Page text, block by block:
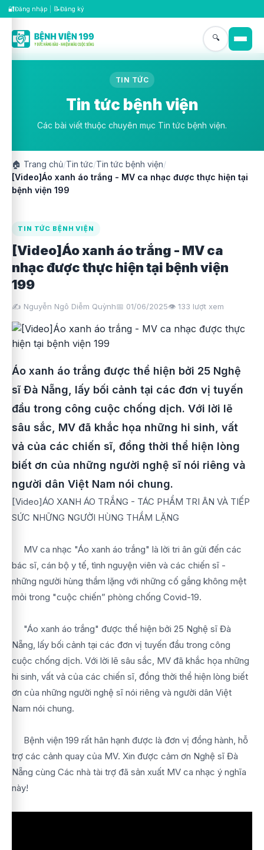
🔐Đăng nhập 📝Đăng ký
🔍
TIN TỨC
Tin tức bệnh viện
Các bài viết thuộc chuyên mục Tin tức bệnh viện.
🏠 Trang chủ/Tin tức/Tin tức bệnh viện/
[Video]Áo xanh áo trắng - MV ca nhạc được thực hiện tại
bệnh viện 199
TIN TỨC BỆNH VIỆN
[Video]Áo xanh áo trắng - MV ca
nhạc được thực hiện tại bệnh viện
199
✍️ Nguyễn Ngô Diễm Quỳnh📅 01/06/2025👁️ 133 lượt xem
Áo xanh áo trắng được thể hiện bởi 25 Nghệ
sĩ Đà Nẵng, lấy bối cảnh tại các đơn vị tuyến
đầu trong công cuộc chống dịch. Với lời lẽ
sâu sắc, MV đã khắc họa những hi sinh, vất
vả của các chiến sĩ, đồng thời thể hiện lòng
biết ơn của những người nghệ sĩ nói riêng và
người dân Việt Nam nói chung.
[Video]ÁO XANH ÁO TRẮNG - TÁC PHẨM TRI ÂN VÀ TIẾP
SỨC NHỮNG NGƯỜI HÙNG THẦM LẶNG
MV ca nhạc "Áo xanh áo trắng" là lời tri ân gửi đến các
bác sĩ, cán bộ y tế, tình nguyện viên và các chiến sĩ -
những người hùng thầm lặng với những cố gắng không mệt
mỏi trong "cuộc chiến” phòng chống Covid-19.
"Áo xanh áo trắng" được thể hiện bởi 25 Nghệ sĩ Đà
Nẵng, lấy bối cảnh tại các đơn vị tuyến đầu trong công
cuộc chống dịch. Với lời lẽ sâu sắc, MV đã khắc họa những
hi sinh, vất vả của các chiến sĩ, đồng thời thể hiện lòng biết
ơn của những người nghệ sĩ nói riêng và người dân Việt
Nam nói chung.
Bệnh viện 199 rất hân hạnh được là đơn vị đồng hành, hỗ
trợ các cảnh quay của MV. Xin được cảm ơn Nghệ sĩ Đà
Nẵng cùng Các nhà tài trợ đã sản xuất MV ca nhạc ý nghĩa
này!